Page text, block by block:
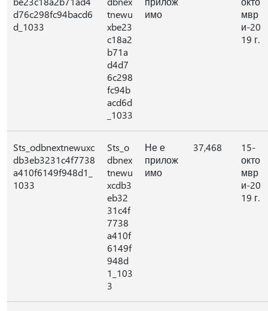
d76c298fc94bacd6
d_1033
tnewu
xbe23
c18a2
b71a
d4d7
6c298
fc94b
acd6d
_1033
имо
мвр
и-20
19 г.
Sts_odbnextnewuxc
db3eb3231c4f7738
a410f6149f948d1_
1033
Sts_o
dbnex
tnewu
xcdb3
eb32
31c4f
7738
a410f
6149f
948d
1_103
3
Не е
прилож
имо
37,468
15-
окто
мвр
и-20
19 г.